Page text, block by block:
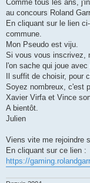
a
g
Comme tous les ans,
au concours Roland
En cliquant sur le lien
commune.
Mon Pseudo est viju.
Si vous vous inscrivez,
l'on sache qui joue avec
Il suffit de choisir, pour
Soyez nombreux, c'est
Xavier Virfa et Vince
A bientôt.
Julien
Viens vite me rejoindre
En cliquant sur ce lien :
https://